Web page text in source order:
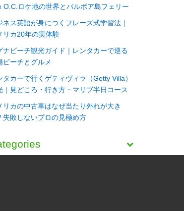
O.C.ロケ地の世界とバルボア島フェリー
ネス英語が身につくフレーズ式学習法｜
リカ20年の実体験
ナビーチ観光ガイド｜レンタカーで巡る
ビーチとグルメ
タカーで行くゲティヴィラ（Getty Villa）
｜見どころ・行き方・マリブ半日コース
リカの中古車はなぜ当たり外れが大き
失敗しないプロの見極め方